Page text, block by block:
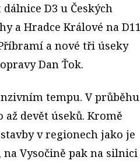
D3 u Českých
a Hradce Králové na D11
a nové tři úseky
Dan Ťok.
tempu. V průběhu
devět úseků. Kromě
v regionech jako je
Vysočině pak na silnici